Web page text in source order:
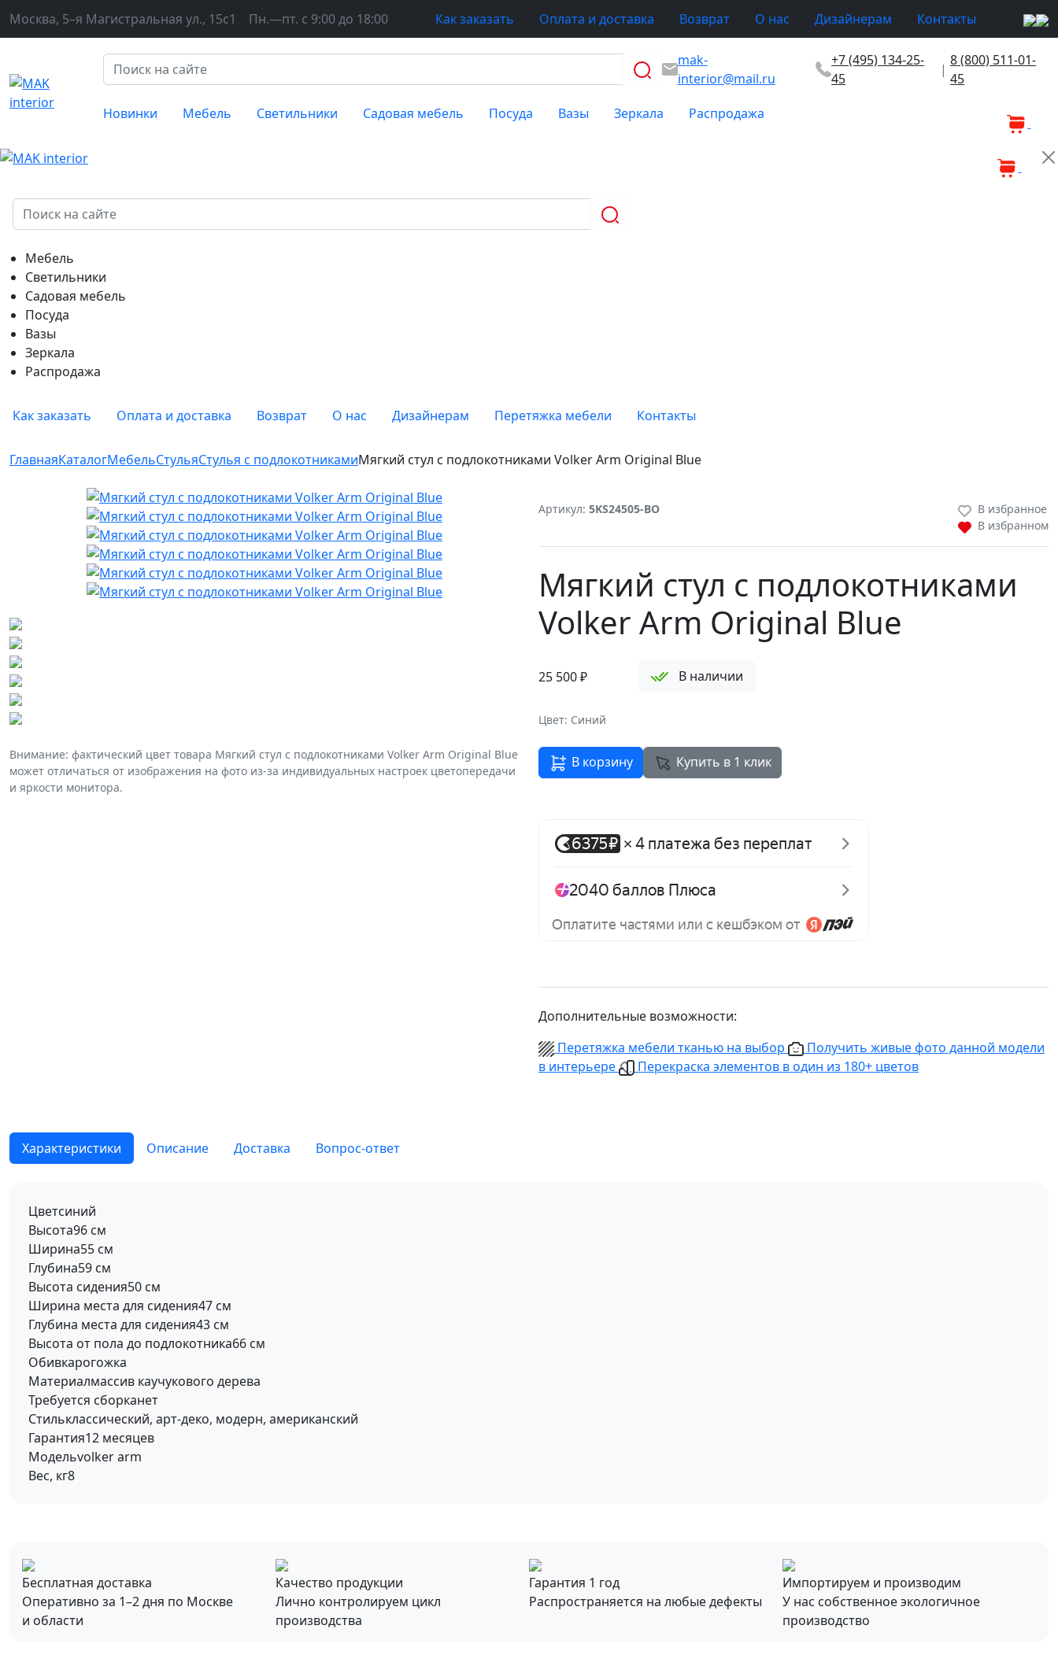
Москва, 5–я Магистральная ул., 15с1 Пн.—пт. с 9:00 до 18:00 Как заказать Оплата и доставка Возврат О нас Дизайнерам Контакты
mak-
interior@mail.ru
+7 (495) 134-25-
45
|
8 (800) 511-01-
45
Новинки
Мебель Светильники Садовая мебель Посуда Вазы Зеркала Распродажа
Мебель
Светильники
Садовая мебель
Посуда
Вазы
Зеркала
Распродажа
Как заказать Оплата и доставка Возврат О нас Дизайнерам Перетяжка мебели Контакты
ГлавнаяКаталогМебельСтульяСтулья с подлокотникамиМягкий стул с подлокотниками Volker Arm Original Blue
Внимание: фактический цвет товара Мягкий стул с подлокотниками Volker Arm Original Blue
может отличаться от изображения на фото из-за индивидуальных настроек цветопередачи
и яркости монитора.
Артикул: 5KS24505-BO
В избранное
В избранном
Мягкий стул с подлокотниками
Volker Arm Original Blue
25 500₽ В наличии
Цвет: Синий
В корзину Купить в 1 клик
Дополнительные возможности:
Перетяжка мебели тканью на выбор
Получить живые фото данной модели
в интерьере
Перекраска элементов в один из 180+ цветов
Характеристики Описание Доставка Вопрос-ответ
Цветсиний
Высота96 см
Ширина55 см
Глубина59 см
Высота сидения50 см
Ширина места для сидения47 см
Глубина места для сидения43 см
Высота от пола до подлокотника66 см
Обивкарогожка
Материалмассив каучукового дерева
Требуется сборканет
Стильклассический, арт-деко, модерн, американский
Гарантия12 месяцев
Модельvolker arm
Вес, кг8
Бесплатная доставка
Оперативно за 1–2 дня по Москве
и области
Качество продукции
Лично контролируем цикл
производства
Гарантия 1 год
Распространяется на любые дефекты
Импортируем и производим
У нас собственное экологичное
производство